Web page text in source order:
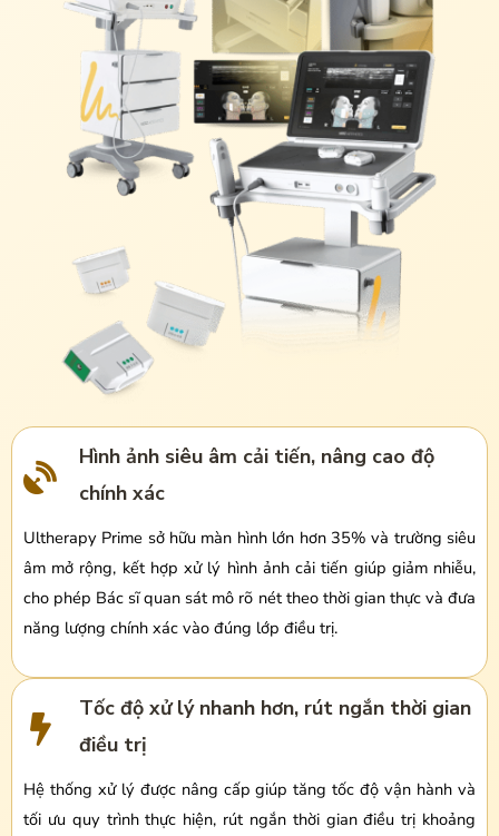
Hình ảnh siêu âm cải tiến, nâng cao độ
chính xác
Ultherapy Prime sở hữu màn hình lớn hơn 35% và trường siêu
âm mở rộng, kết hợp xử lý hình ảnh cải tiến giúp giảm nhiễu,
cho phép Bác sĩ quan sát mô rõ nét theo thời gian thực và đưa
năng lượng chính xác vào đúng lớp điều trị.
Tốc độ xử lý nhanh hơn, rút ngắn thời gian
điều trị
Hệ thống xử lý được nâng cấp giúp tăng tốc độ vận hành và
tối ưu quy trình thực hiện, rút ngắn thời gian điều trị khoảng